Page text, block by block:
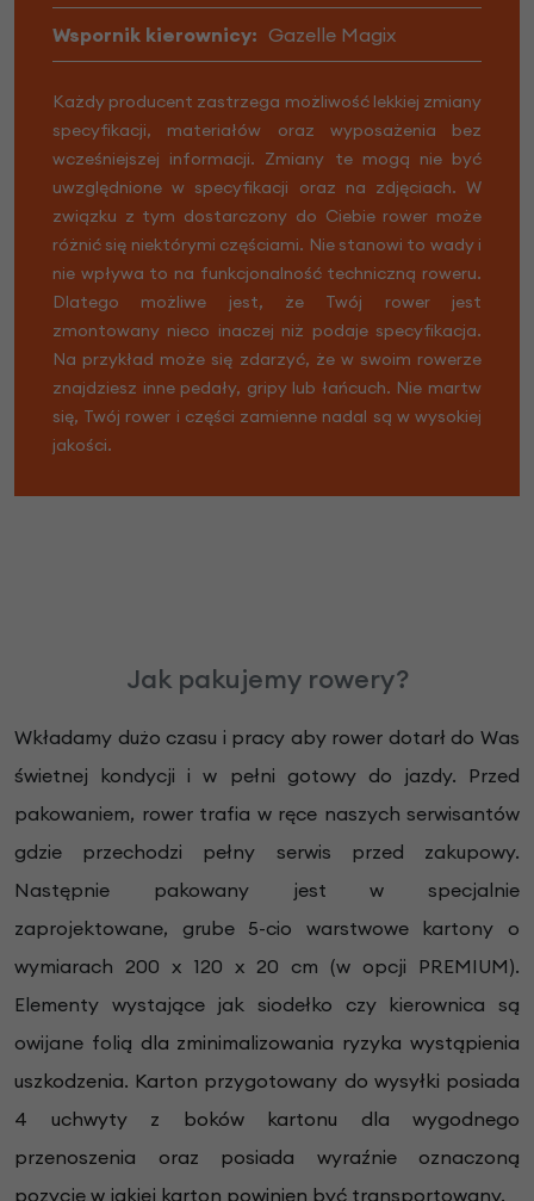
Wspornik kierownicy: Gazelle Magix
Każdy producent zastrzega możliwość lekkiej zmiany
specyfikacji, materiałów oraz wyposażenia bez
wcześniejszej informacji. Zmiany te mogą nie być
uwzględnione w specyfikacji oraz na zdjęciach. W
związku z tym dostarczony do Ciebie rower może
różnić się niektórymi częściami. Nie stanowi to wady i
nie wpływa to na funkcjonalność techniczną roweru.
Dlatego możliwe jest, że Twój rower jest
zmontowany nieco inaczej niż podaje specyfikacja.
Na przykład może się zdarzyć, że w swoim rowerze
znajdziesz inne pedały, gripy lub łańcuch. Nie martw
się, Twój rower i części zamienne nadal są w wysokiej
jakości.
Jak pakujemy rowery?
Wkładamy dużo czasu i pracy aby rower dotarł do Was
świetnej kondycji i w pełni gotowy do jazdy. Przed
pakowaniem, rower trafia w ręce naszych serwisantów
gdzie przechodzi pełny serwis przed zakupowy.
Następnie pakowany jest w specjalnie
zaprojektowane, grube 5-cio warstwowe kartony o
wymiarach 200 x 120 x 20 cm (w opcji PREMIUM).
Elementy wystające jak siodełko czy kierownica są
owijane folią dla zminimalizowania ryzyka wystąpienia
uszkodzenia. Karton przygotowany do wysyłki posiada
4 uchwyty z boków kartonu dla wygodnego
przenoszenia oraz posiada wyraźnie oznaczoną
pozycję w jakiej karton powinien być transportowany.